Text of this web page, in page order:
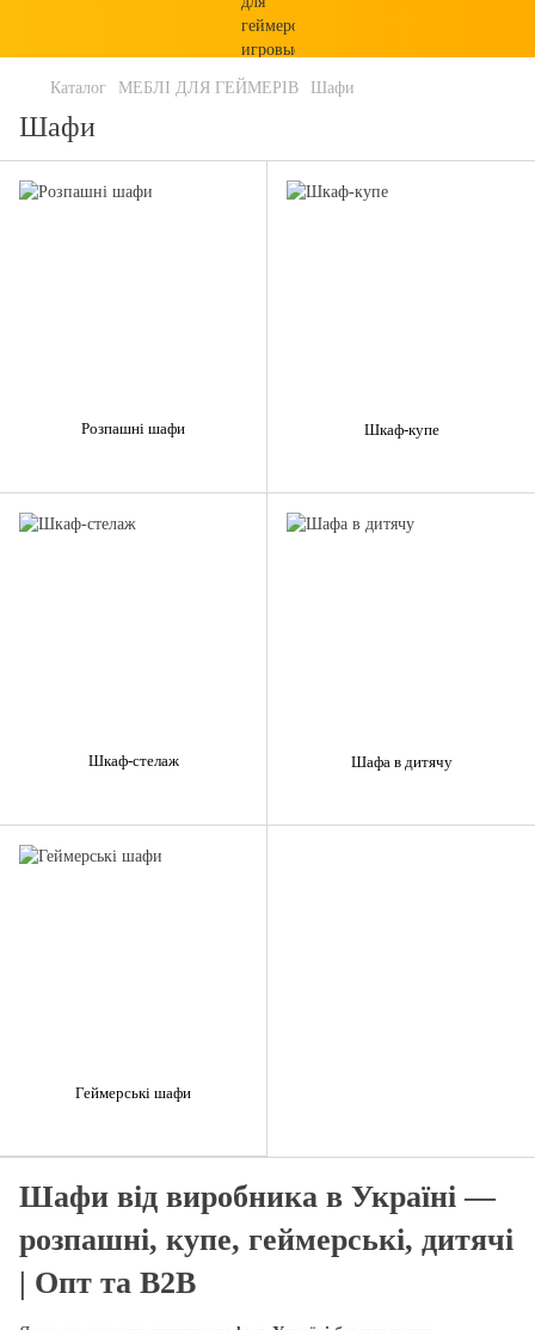
Каталог МЕБЛІ ДЛЯ ГЕЙМЕРІВ Шафи
Шафи
Шафи від виробника в Україні —
розпашні, купе, геймерські, дитячі
| Опт та B2B
Розпашні шафи Шкаф-купе
Шкаф-стелаж Шафа в дитячу
Геймерські шафи